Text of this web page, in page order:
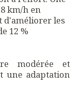
km/h en
d'améliorer les
12 %
modérée et
une adaptation